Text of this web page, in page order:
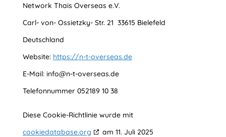
Network Thais Overseas e.V.
Carl- von- Ossietzky- Str. 21 33615 Bielefeld
Deutschland
Website: https://n-t-overseas.de
E-Mail: info@n-t-overseas.de
Telefonnummer 052189 10 38
Diese Cookie-Richtlinie wurde mit
cookiedatabase.org
am 11. Juli 2025